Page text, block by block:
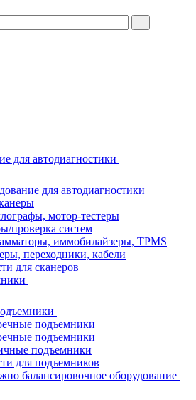
для автодиагностики
для автодиагностики
мотор-тестеры
проверка систем
иммобилайзеры, TPMS
переходники, кабели
для сканеров
подъемники
подъемники
подъемники
для подъемников
балансировочное оборудование